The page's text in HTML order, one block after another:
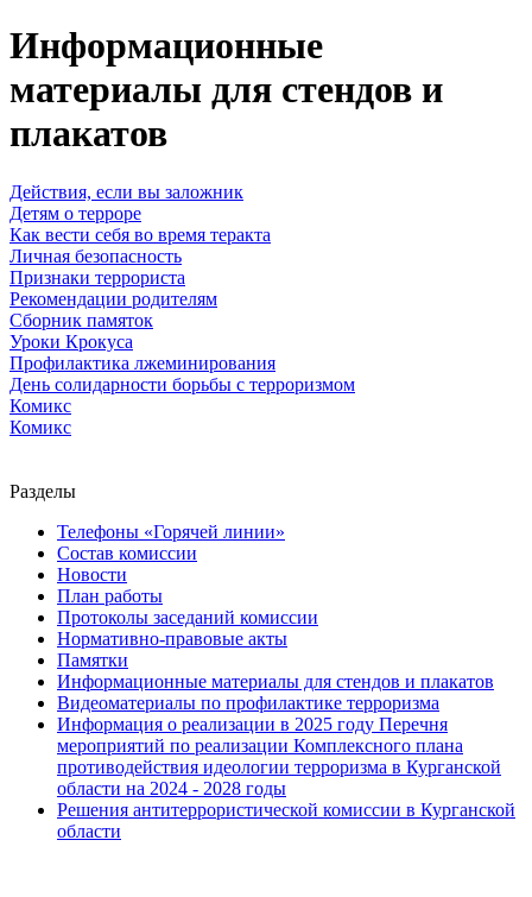
Информационные
материалы для стендов и
плакатов
Действия, если вы заложник
Детям о терроре
Как вести себя во время теракта
Личная безопасность
Признаки террориста
Рекомендации родителям
Сборник памяток
Уроки Крокуса
Профилактика лжеминирования
День солидарности борьбы с терроризмом
Комикс
Комикс
Разделы
Телефоны «Горячей линии»
Состав комиссии
Новости
План работы
Протоколы заседаний комиссии
Нормативно-правовые акты
Памятки
Информационные материалы для стендов и плакатов
Видеоматериалы по профилактике терроризма
Информация о реализации в 2025 году Перечня
мероприятий по реализации Комплексного плана
противодействия идеологии терроризма в Курганской
области на 2024 - 2028 годы
Решения антитеррористической комиссии в Курганской
области